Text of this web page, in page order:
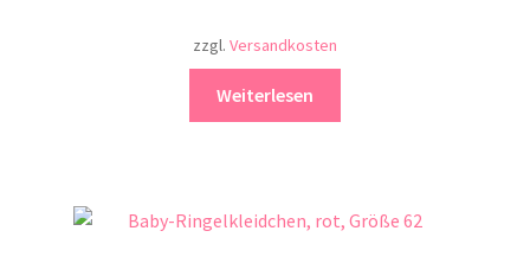
zzgl. Versandkosten
Weiterlesen